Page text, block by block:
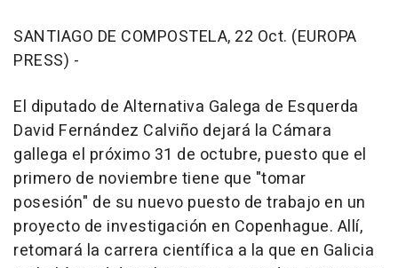
SANTIAGO DE COMPOSTELA, 22 Oct. (EUROPA
PRESS) -
El diputado de Alternativa Galega de Esquerda
David Fernández Calviño dejará la Cámara
gallega el próximo 31 de octubre, puesto que el
primero de noviembre tiene que "tomar
posesión" de su nuevo puesto de trabajo en un
proyecto de investigación en Copenhague. Allí,
retomará la carrera científica a la que en Galicia